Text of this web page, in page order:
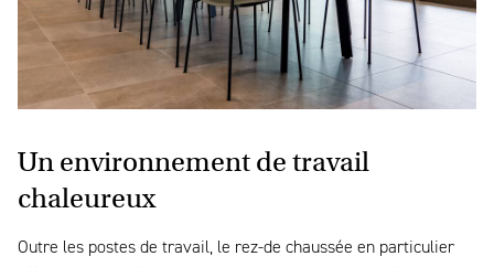
Un environnement de travail
chaleureux
Outre les postes de travail, le rez-de chaussée en particulier